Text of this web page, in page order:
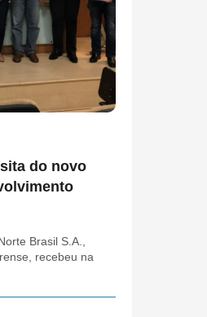
do novo
Brasil S.A.,
recebeu na